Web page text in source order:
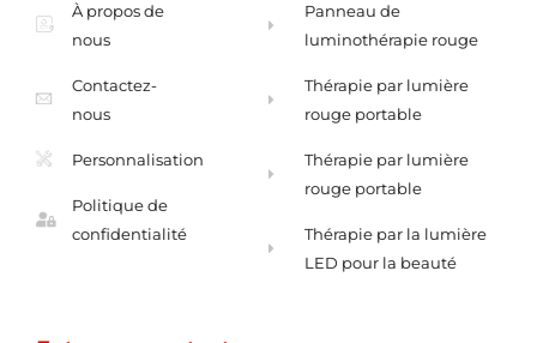
p
À propos de
nous
Contactez-
nous
Personnalisation
Politique de
confidentialité
Panneau de
luminothérapie rouge
Thérapie par lumière
rouge portable
Thérapie par lumière
rouge portable
Thérapie par la lumière
LED pour la beauté